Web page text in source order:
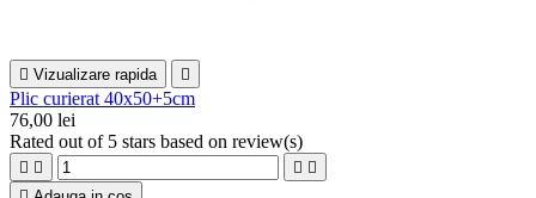
 Vizualizare rapida 
Plic curierat 40x50+5cm
76,00 lei
Rated out of 5 stars based on review(s)
   